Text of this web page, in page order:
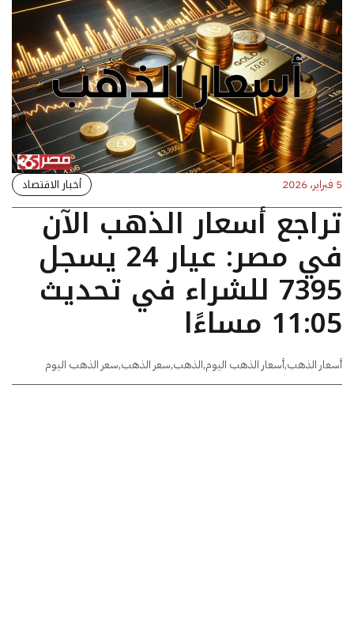
5 فبراير، 2026 أخبار الاقتصاد
تراجع أسعار الذهب الآن
في مصر: عيار 24 يسجل
7395 للشراء في تحديث
11:05 مساءًا
أسعار الذهب,أسعار الذهب اليوم,الذهب,سعر الذهب,سعر الذهب اليوم